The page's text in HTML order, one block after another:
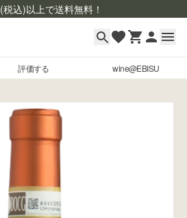
(税込)以上で送料無料！
評価する wine@EBISU